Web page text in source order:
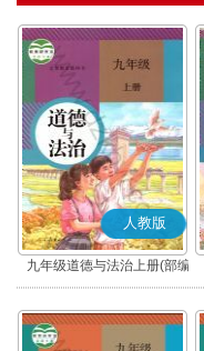
人教版
九年级道德与法治上册(部编
版)